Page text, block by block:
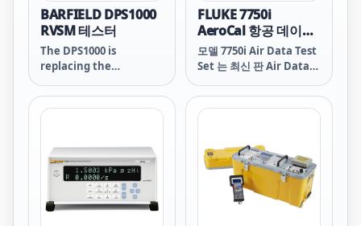
BARFIELD DPS1000
RVSM 테스터
The DPS1000 is
replacing the
our low cost flight line
air data test set.
FLUKE 7750i
AeroCal 항공 데이터
테스트 세트
모델 7750i Air Data Test
Set 는 최신 판 Air Data
며 고유의 Quartz 센서를
포함하고 있어서 최신 압력
추종을 불허하는 정밀도와
장시간의 안정도를 보유하
고 있습니다. 모델 7750i
ADTS 는 모든 공기 데이터
변수의 제어 기능과 고성능